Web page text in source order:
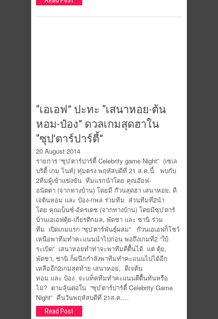
“เอเอฟ” ปะทะ “เสนาหอย-ต้น
หอม-ป๋อง” ดวลเกมสุดฮาใน
“ซุป’ตาร์ปาร์ตี้”
20 August 2014
รายการ “ซุป’ตาร์ปาร์ตี้ Celebrity game Night” (เซเล
บริตี้ เกม ไนท์) ทุ่มตรง พฤหัสบดีที่ 21 ส.ค.นี้ พบกับ
2ทีมผู้เข้าแข่งขัน ทีมแรกนำโดย คุณอ๊อฟ-
อนัตตา (จากทางบ้าน) โดยมี ก๊วนสุดฮา เสนาหอย, ดี
เจต้นหอม และ ป๋อง-กพล ร่วมทีม ส่วนทีมที่2นำ
โดย คุณเบ็นซ์-อัครเดช (จากทางบ้าน) โดยมีซุป’ตาร์
บ้านเอเอฟตุ้ย-เกียรติกมล, พัดชา และ ซานิ ร่วม
ทีม เปิดเกมแรก “ซุป’ตาร์พันธุ์ผสม” ก๊วนเอเอฟก็โชว์
เหนือพาทีมทำคะแนนนำไปก่อน พอถึงเกมที่2 “ใบ้
ระเบิด” เสนาหอยทำท่าจะพาทีมตีตื้นได้ แต่ ตุ้ย,
พัดชา, ซานิ ก็ผนึกกำลังพาทีมทำคะแนนไปได้อีก
เหลืออีก2เกมสุดท้าย เสนาหอย, ดีเจต้น
หอม และ ป๋อง จะแท็คทีมทำคะแนนตีตื้นทันหรือ
ไม่? ตามลุ้นต่อใน “ซุป’ตาร์ปาร์ตี้ Celebrity Game
Night” คืนวันพฤหัสบดีที่ 21ส.ค….
Read Post